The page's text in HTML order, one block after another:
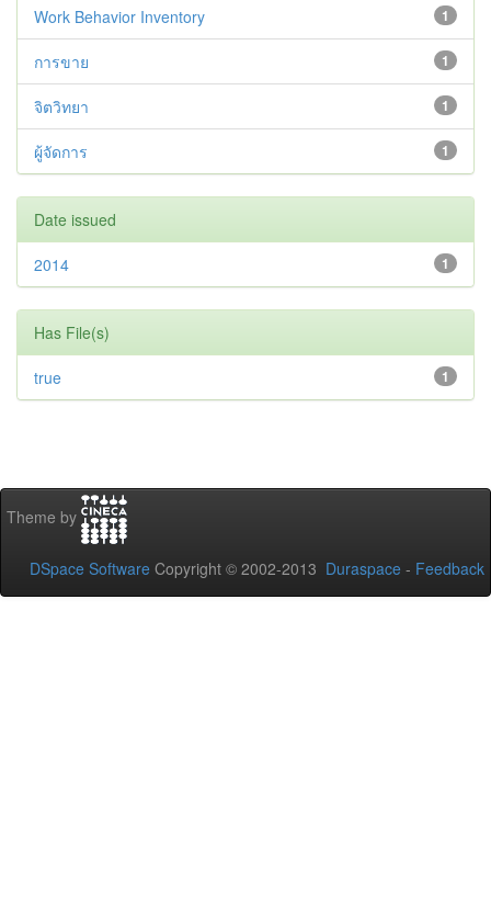
1
Work Behavior Inventory
1
การขาย
1
จิตวิทยา
1
ผู้จัดการ
Date issued
1
2014
Has File(s)
1
true
Theme by
DSpace Software Copyright © 2002-2013 Duraspace - Feedback